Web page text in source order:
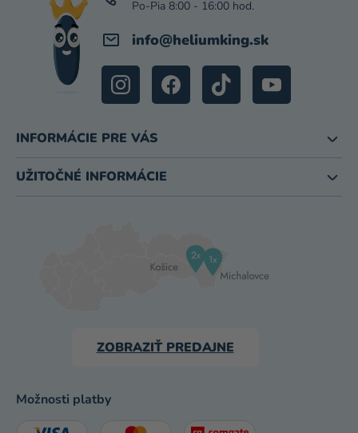
info@heliumking.sk
INFORMÁCIE PRE VÁS
UŽITOČNÉ INFORMÁCIE
ZOBRAZIŤ PREDAJNE
Možnosti platby